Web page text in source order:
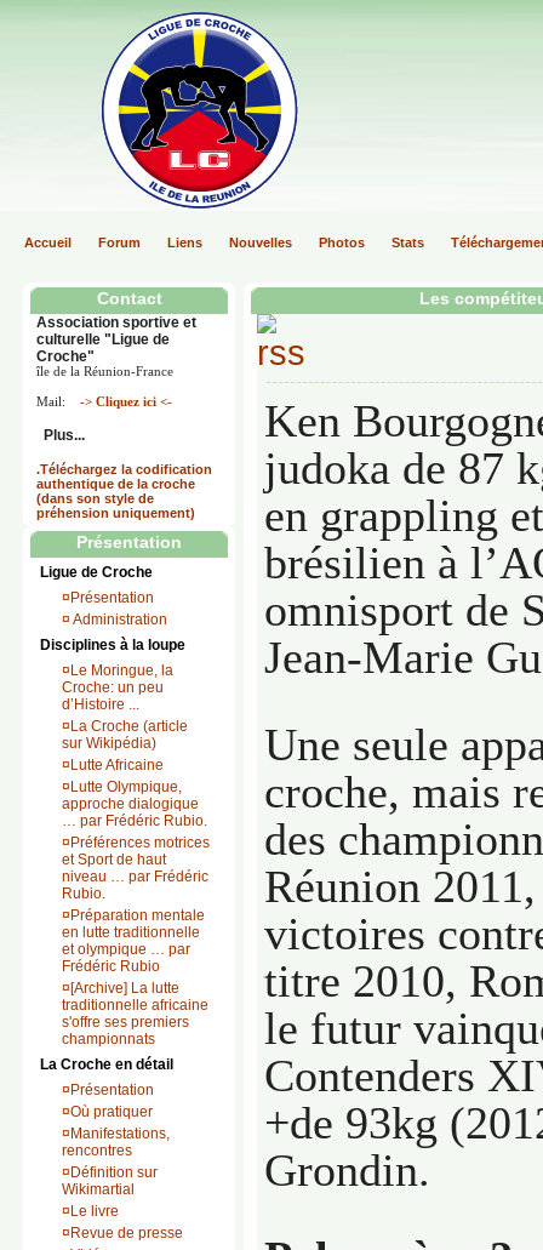
Accueil Forum Liens Nouvelles Photos Stats
Contact
Association sportive et
culturelle "Ligue de
Croche"
île de la Réunion-France
Mail: -> Cliquez ici <-
Plus...
.Téléchargez la codification
authentique de la croche
(dans son style de
préhension uniquement)
Présentation
Ligue de Croche
¤ Présentation
¤ Administration
Disciplines à la loupe
¤ Le Moringue, la
Croche: un peu
d’Histoire ...
¤ La Croche (article
sur Wikipédia)
¤ Lutte Africaine
¤ Lutte Olympique,
approche dialogique
… par Frédéric Rubio.
¤ Préférences motrices
et Sport de haut
niveau … par Frédéric
Rubio.
¤ Préparation mentale
en lutte traditionnelle
et olympique … par
Frédéric Rubio
¤[Archive] La lutte
traditionnelle africaine
s'offre ses premiers
championnats
La Croche en détail
¤ Présentation
¤Où pratiquer
¤ Manifestations,
rencontres
¤ Définition sur
Wikimartial
¤ Le livre
¤ Revue de presse
Les
Ken
judoka de 87
en grappling
brésilien à
omnisport de
Jean-Marie
Une seule
croche, mais
des
Réunion
victoires
titre 2010,
le futur
Contenders
+de 93kg
Grondin.